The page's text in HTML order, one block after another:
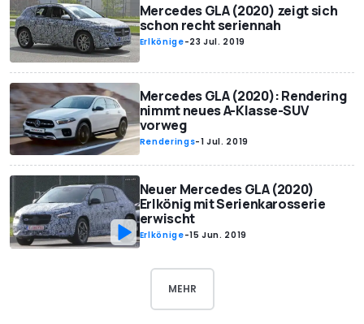
Mercedes GLA (2020) zeigt sich
schon recht seriennah
Erlkönige-23 Jul. 2019
Mercedes GLA (2020): Rendering
nimmt neues A-Klasse-SUV
vorweg
Renderings-1 Jul. 2019
Neuer Mercedes GLA (2020)
Erlkönig mit Serienkarosserie
erwischt
Erlkönige-15 Jun. 2019
MEHR